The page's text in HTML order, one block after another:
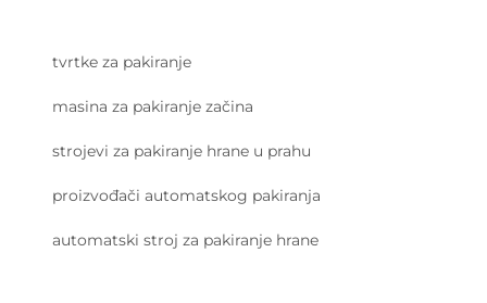
tvrtke za pakiranje
masina za pakiranje začina
strojevi za pakiranje hrane u prahu
proizvođači automatskog pakiranja
automatski stroj za pakiranje hrane